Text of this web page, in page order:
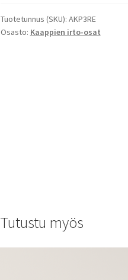
Tuotetunnus (SKU): AKP3RE
Osasto: Kaappien irto-osat
Tutustu myös